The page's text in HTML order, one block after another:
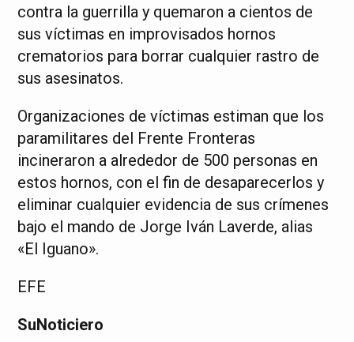
contra la guerrilla y quemaron a cientos de
sus víctimas en improvisados hornos
crematorios para borrar cualquier rastro de
sus asesinatos.
Organizaciones de víctimas estiman que los
paramilitares del Frente Fronteras
incineraron a alrededor de 500 personas en
estos hornos, con el fin de desaparecerlos y
eliminar cualquier evidencia de sus crímenes
bajo el mando de Jorge Iván Laverde, alias
«El Iguano».
EFE
SuNoticiero